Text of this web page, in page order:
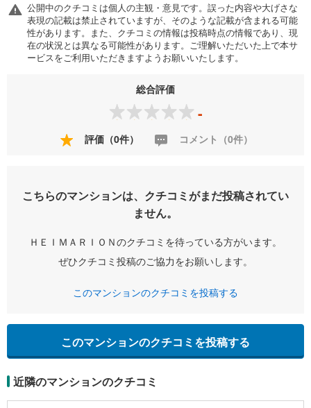
公開中のクチコミは個人の主観・意見です。誤った内容や大げさな
表現の記載は禁止されていますが、そのような記載が含まれる可能
性があります。また、クチコミの情報は投稿時点の情報であり、現
在の状況とは異なる可能性があります。ご理解いただいた上で本サ
ービスをご利用いただきますようお願いいたします。
総合評価
-
評価（0件） コメント（0件）
こちらのマンションは、クチコミがまだ投稿されてい
ません。
ＨＥＩＭＡＲＩＯＮのクチコミを待っている方がいます。
ぜひクチコミ投稿のご協力をお願いします。
このマンションのクチコミを投稿する
このマンションのクチコミを投稿する
近隣のマンションのクチコミ